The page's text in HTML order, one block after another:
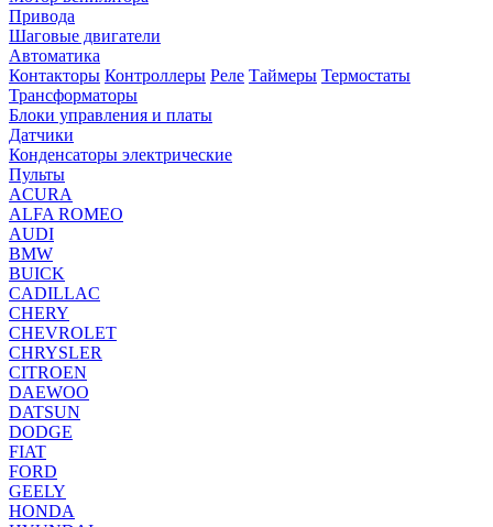
Привода
Шаговые двигатели
Автоматика
Контакторы Контроллеры Реле Таймеры Термостаты
Трансформаторы
Блоки управления и платы
Датчики
Конденсаторы электрические
Пульты
ACURA
ALFA ROMEO
AUDI
BMW
BUICK
CADILLAC
CHERY
CHEVROLET
CHRYSLER
CITROEN
DAEWOO
DATSUN
DODGE
FIAT
FORD
GEELY
HONDA